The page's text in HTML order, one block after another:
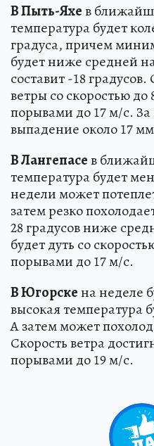
В Пыть-Яхев
температура будет
градуса, причем
будет ниже средней
составит -18
ветры со скоростью
порывами до 17 м/с.
выпадение около 17
В Лангепасев
температура будет
недели может
затем резко
28 градусов ниже
будет дуть со
порывами до 17 м/с.
В Югорскена неделе
высокая температура
А затем может
Скорость ветра
порывами до 19 м/с.